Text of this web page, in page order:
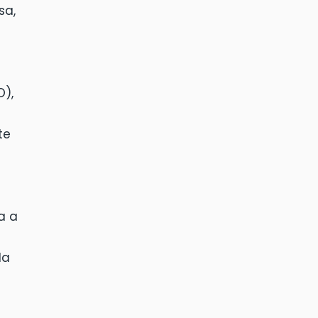
a